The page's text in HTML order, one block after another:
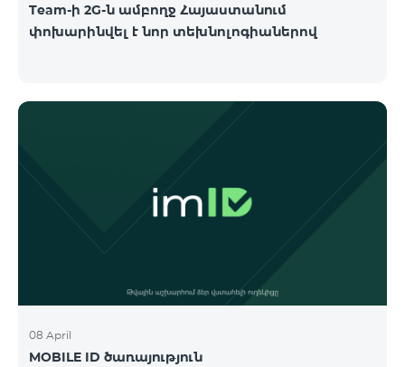
Team-ի 2G-ն ամբողջ Հայաստանում
փոխարինվել է նոր տեխնոլոգիաներով
08 April
MOBILE ID ծառայություն